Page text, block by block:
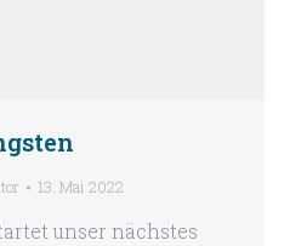
13. Mai 2022
unser nächstes